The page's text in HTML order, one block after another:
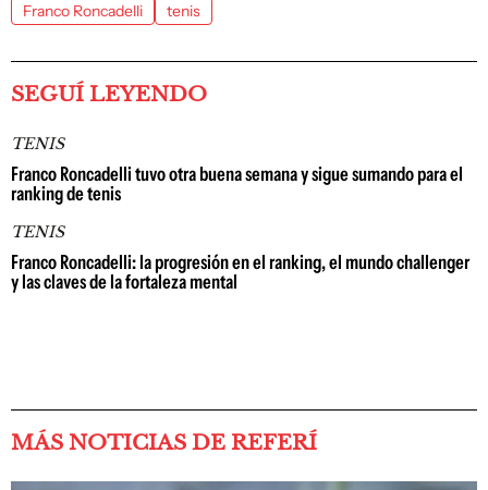
Franco Roncadelli tenis
SEGUÍ LEYENDO
TENIS
Franco Roncadelli tuvo otra buena semana y sigue sumando para el
ranking de tenis
TENIS
Franco Roncadelli: la progresión en el ranking, el mundo challenger
y las claves de la fortaleza mental
MÁS NOTICIAS DE REFERÍ